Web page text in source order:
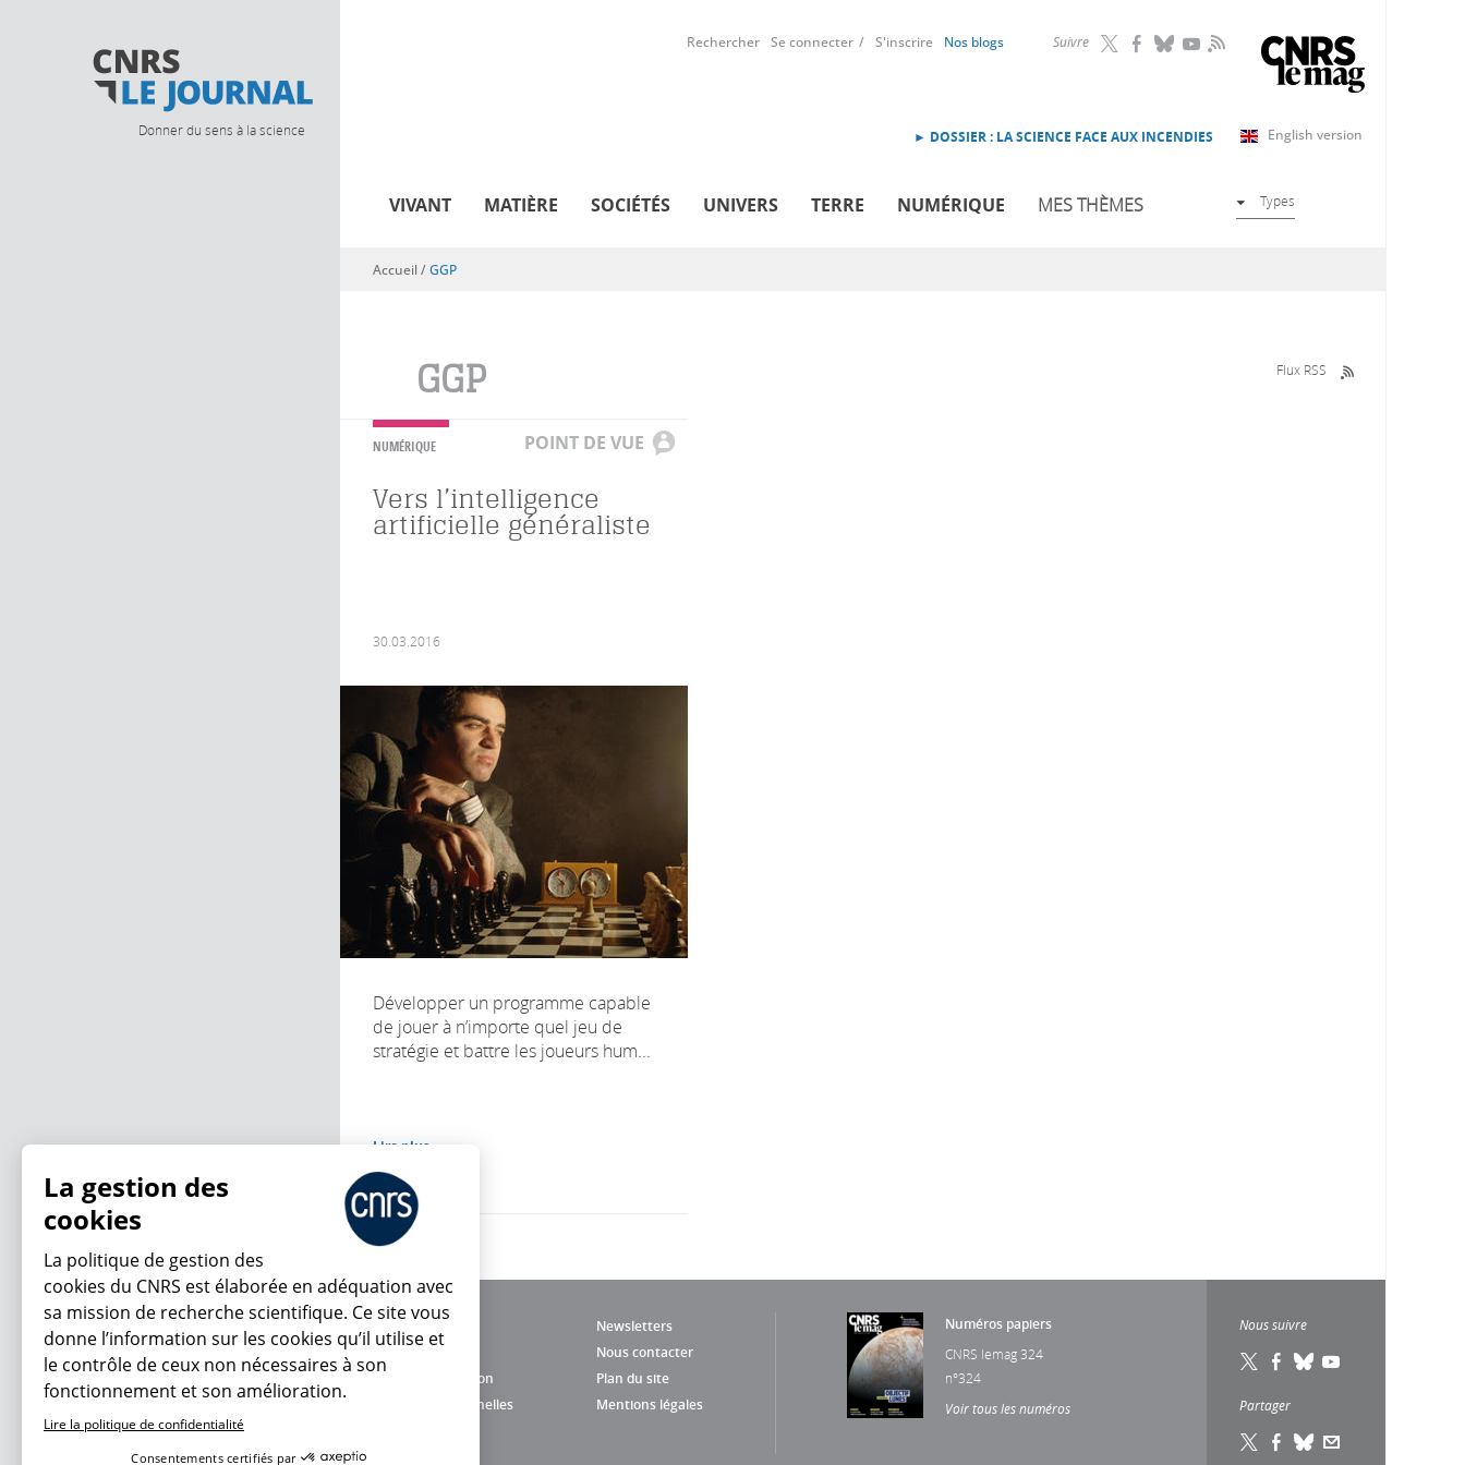
Donner du sens à la science
Suivre RSS
Rechercher Se connecter S'inscrire Nos blogs
English version
► DOSSIER : LA SCIENCE FACE AUX INCENDIES
VIVANT MATIÈRE SOCIÉTÉS UNIVERS TERRE NUMÉRIQUE MES THÈMES Types
Vous êtes ici
Accueil/GGP
GGP Flux RSS
NUMÉRIQUE POINT DE VUE
Vers l’intelligence
artificielle généraliste
30.03.2016
Développer un programme capable
de jouer à n’importe quel jeu de
stratégie et battre les joueurs hum...
Lire plus
Newsletters
Nous contacter
Charte d'utilisation
Plan du site
Données personnelles
Mentions légales
Numéros papiers
CNRS lemag 324
n°324
Voir tous les numéros
Nous suivre
Partager
En ce moment
La gestion des
cookies
La politique de gestion des
cookies du CNRS est élaborée en adéquation avec
sa mission de recherche scientifique. Ce site vous
donne l’information sur les cookies qu’il utilise et
le contrôle de ceux non nécessaires à son
fonctionnement et son amélioration.
Lire la politique de confidentialité
Consentements certifiés par